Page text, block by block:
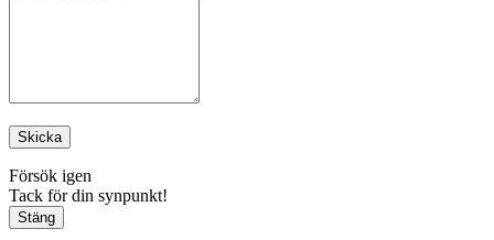
Skicka
Försök igen
Tack för din synpunkt!
Stäng